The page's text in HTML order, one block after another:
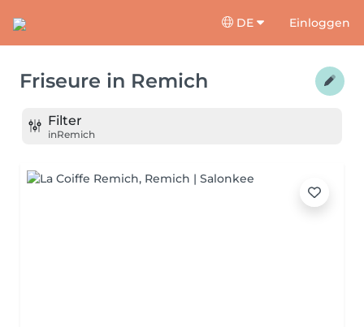
DE Einloggen
Friseure in Remich
Filter
inRemich